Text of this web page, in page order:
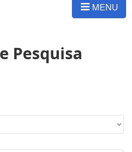
MENU
Pesquisa